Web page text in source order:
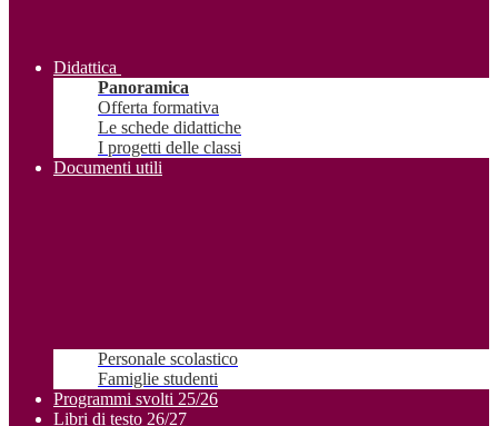
Didattica
Panoramica
Offerta formativa
Le schede didattiche
I progetti delle classi
Documenti utili
Personale scolastico
Famiglie studenti
Programmi svolti 25/26
Libri di testo 26/27